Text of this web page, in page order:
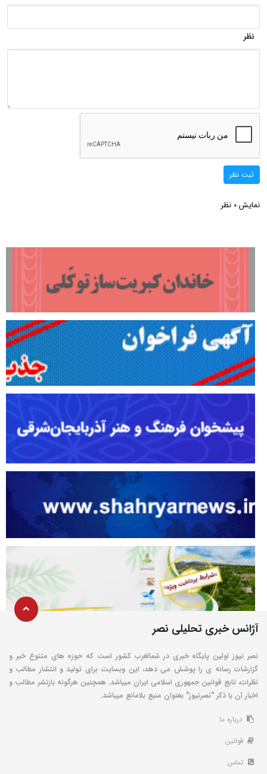
نظر
ثبت نظر
نمایش 0 نظر
آژانس خبری تحلیلی نصر
نصر نیوز اولین پایگاه خبری در شمالغرب کشور است که حوزه های متنوع خبر و
گزارشات رسانه ی را پوشش می دهد، این وبسایت برای تولید و انتشار مطالب و
نظرات، تابع قوانین جمهوری اسلامی ایران میباشد. همچنین هرگونه بازنشر مطالب و
اخبار آن با ذکر "نصرنیوز" بعنوان منبع بلامانع میباشد.
درباره ما
قوانین
تماس